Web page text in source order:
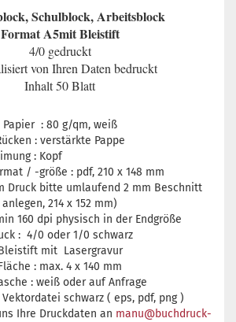
Schulblock, Arbeitsblock
Format A5mit Bleistift
4/0 gedruckt
von Ihren Daten bedruckt
Inhalt 50 Blatt
Papier : 80 g/qm, weiß
: verstärkte Pappe
: Kopf
/ -größe : pdf, 210 x 148 mm
Druck bitte umlaufend 2 mm Beschnitt
anlegen, 214 x 152 mm)
160 dpi physisch in der Endgröße
: 4/0 oder 1/0 schwarz
mit Lasergravur
: max. 4 x 140 mm
: weiß oder auf Anfrage
schwarz ( eps, pdf, png )
Ihre Druckdaten an manu@buchdruck-